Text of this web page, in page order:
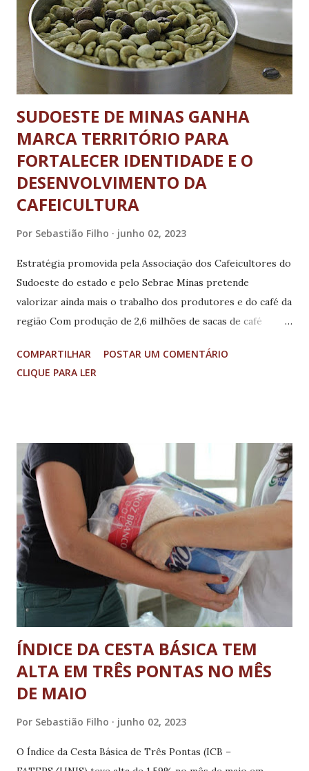
21:30 Show com Chico Almeida 22:30 Show com Pedro Luca
Sábado (10/06/2023) 09:00 Rota do Sabor: Visita à uma
queijaria local e à plantação de olive...
SUDOESTE DE MINAS GANHA
MARCA TERRITÓRIO PARA
FORTALECER IDENTIDADE E O
DESENVOLVIMENTO DA
CAFEICULTURA
Por Sebastião Filho junho 02, 2023
Estratégia promovida pela Associação dos Cafeicultores do
Sudoeste do estado e pelo Sebrae Minas pretende
valorizar ainda mais o trabalho dos produtores e do café da
região Com produção de 2,6 milhões de sacas de café
plantada, o Sudoeste de Minas ganha uma marca territorial
com o objetivo de enaltecer o trabalho do produtor e
visual foi lançada na noite desta terça-feira, dia 30 de maio,
no Salão Olímpia Eventos, em Guaxupé, em um evento
prestigiado por cerca de 200 convidados, entre
autoridades, lideranças e agricultores da região. Estiveram
presentes o vice-governador de Minas Gerais, Mateus
Simões, o prefeito de Guaxupé, Heber Hamilton Quintella, o
diretor Técnico do Sebrae Minas, Douglas Cabido, o
presidente da Associação dos Cafeicultores do Sudoeste de
Min...
COMPARTILHAR
POSTAR UM COMENTÁRIO
CLIQUE PARA LER
ÍNDICE DA CESTA BÁSICA TEM
ALTA EM TRÊS PONTAS NO MÊS
DE MAIO
Por Sebastião Filho junho 02, 2023
O Índice da Cesta Básica de Três Pontas (ICB –